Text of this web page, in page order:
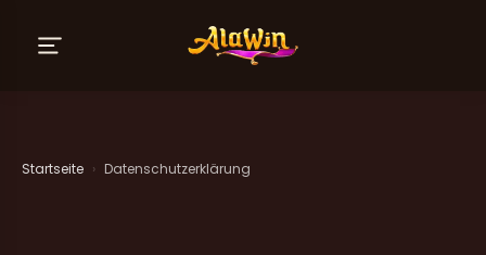
Startseite › Datenschutzerklärung